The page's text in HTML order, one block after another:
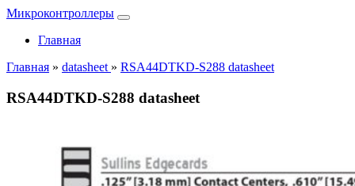
Микроконтроллеры
Главная
Главная » datasheet » RSA44DTKD-S288 datasheet
RSA44DTKD-S288 datasheet